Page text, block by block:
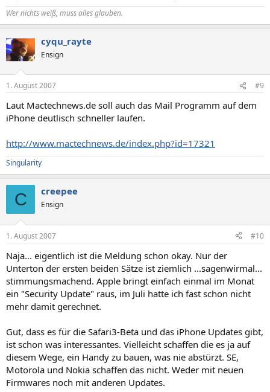
Wer nichts weiß, muss alles glauben.
cyqu_rayte
Ensign
1. August 2007 #9
Laut Mactechnews.de soll auch das Mail Programm auf dem
iPhone deutlisch schneller laufen.
http://www.mactechnews.de/index.php?id=17321
Singularity
C creepee
Ensign
1. August 2007 #10
Naja... eigentlich ist die Meldung schon okay. Nur der
Unterton der ersten beiden Sätze ist ziemlich ...sagenwirmal...
stimmungsmachend. Apple bringt einfach einmal im Monat
ein "Security Update" raus, im Juli hatte ich fast schon nicht
mehr damit gerechnet.
Gut, dass es für die Safari3-Beta und das iPhone Updates gibt,
ist schon was interessantes. Vielleicht schaffen die es ja auf
diesem Wege, ein Handy zu bauen, was nie abstürzt. SE,
Motorola und Nokia schaffen das nicht. Weder mit neuen
Firmwares noch mit anderen Updates.